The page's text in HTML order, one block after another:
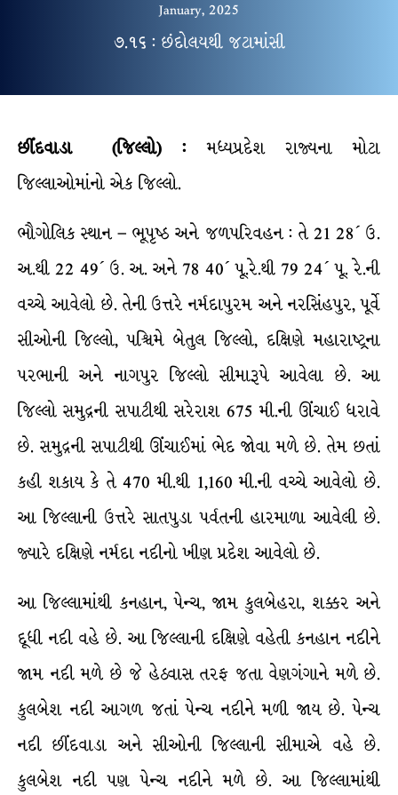
January, 2025
૭.૧૬ : છંદોલયથી જટામાંસી
છીંદવાડા (જિલ્લો) :મધ્યપ્રદેશ રાજ્યના મોટા
જિલ્લાઓમાંનો એક જિલ્લો.
ભૌગોલિક સ્થાન – ભૂપૃષ્ઠ અને જળપરિવહન : તે 21 28´ ઉ.
અ.થી 22 49´ ઉ. અ. અને 78 40´ પૂ.રે.થી 79 24´ પૂ. રે.ની
વચ્ચે આવેલો છે. તેની ઉત્તરે નર્મદાપુરમ અને નરસિંહપુર, પૂર્વે
સીઓની જિલ્લો, પશ્ચિમે બેતુલ જિલ્લો, દક્ષિણે મહારાષ્ટ્રના
પરભાની અને નાગપુર જિલ્લો સીમારૂપે આવેલા છે. આ
જિલ્લો સમુદ્રની સપાટીથી સરેરાશ 675 મી.ની ઊંચાઈ ધરાવે
છે. સમુદ્રની સપાટીથી ઊંચાઈમાં ભેદ જોવા મળે છે. તેમ છતાં
કહી શકાય કે તે 470 મી.થી 1,160 મી.ની વચ્ચે આવેલો છે.
આ જિલ્લાની ઉત્તરે સાતપુડા પર્વતની હારમાળા આવેલી છે.
જ્યારે દક્ષિણે નર્મદા નદીનો ખીણ પ્રદેશ આવેલો છે.
આ જિલ્લામાંથી કનહાન, પેન્ચ, જામ કુલબેહરા, શક્કર અને
દૂધી નદી વહે છે. આ જિલ્લાની દક્ષિણે વહેતી કનહાન નદીને
જામ નદી મળે છે જે હેઠવાસ તરફ જતા વેણગંગાને મળે છે.
કુલબેશ નદી આગળ જતાં પેન્ચ નદીને મળી જાય છે. પેન્ચ
નદી છીંદવાડા અને સીઓની જિલ્લાની સીમાએ વહે છે.
કુલબેશ નદી પણ પેન્ચ નદીને મળે છે. આ જિલ્લામાંથી